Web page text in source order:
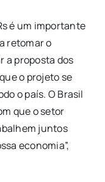
é um importante
retomar o
a proposta dos
o projeto se
o país. O Brasil
que o setor
juntos
economia”,